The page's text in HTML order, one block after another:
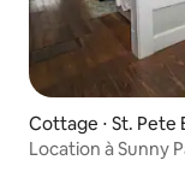
Cottage ⋅ St. Pete
Location à Sunny